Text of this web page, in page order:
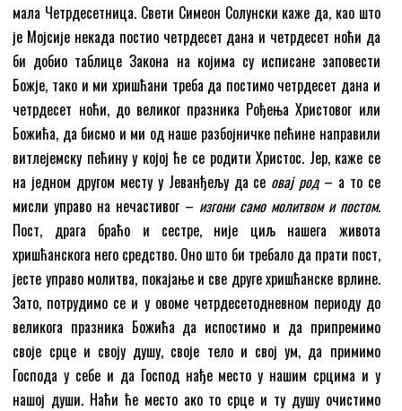
мала Четрдесетница. Свети Симеон Солунски каже да, као што
је Мојсије некада постио четрдесет дана и четрдесет ноћи да
би добио таблице Закона на којима су исписане заповести
Божје, тако и ми хришћани треба да постимо четрдесет дана и
четрдесет ноћи, до великог празника Рођења Христовог или
Божића, да бисмо и ми од наше разбојничке пећине направили
витлејемску пећину у којој ће се родити Христос. Јер, каже се
на једном другом месту у Јеванђељу да се овај род– а то се
мисли управо на нечастивог – изгони само молитвом и постом.
Пост, драга браћо и сестре, није циљ нашега живота
хришћанскога него средство. Оно што би требало да прати пост,
јесте управо молитва, покајање и све друге хришћанске врлине.
Зато, потрудимо се и у овоме четрдесетодневном периоду до
великога празника Божића да испостимо и да припремимо
своје срце и своју душу, своје тело и свој ум, да примимо
Господа у себе и да Господ нађе место у нашим срцима и у
нашој души. Наћи ће место ако то срце и ту душу очистимо